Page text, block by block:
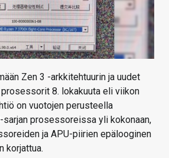
Zen 3 -arkkitehtuurin ja uudet
8. lokakuuta eli viikon
on vuotojen perusteella
sarjan prosessoreissa yli kokonaan,
ja APU-piirien epälooginen
korjattua.